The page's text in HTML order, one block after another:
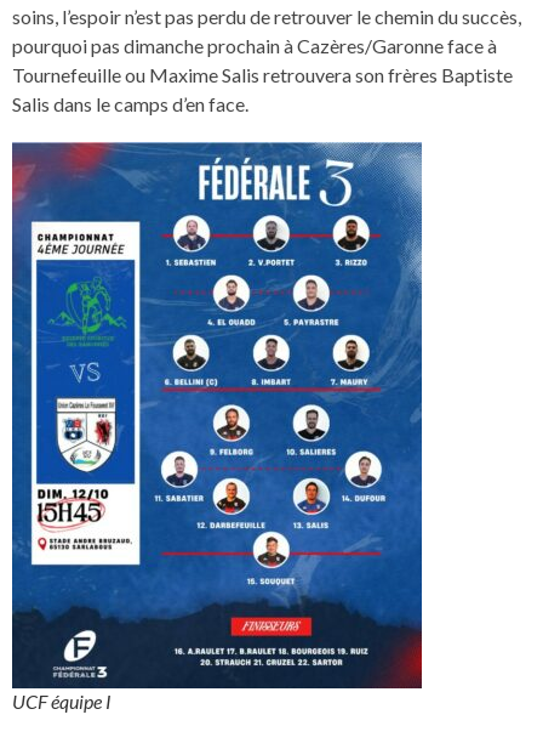
soins, l’espoir n’est pas perdu de retrouver le chemin du succès,
pourquoi pas dimanche prochain à Cazères/Garonne face à
Tournefeuille ou Maxime Salis retrouvera son frères Baptiste
Salis dans le camps d’en face.
UCF équipe I